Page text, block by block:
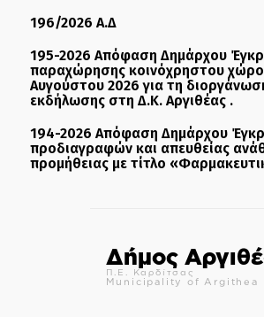
196/2026 Α.Δ
195-2026 Απόφαση Δημάρχου
παραχώρησης κοινόχρηστου
Αυγούστου 2026 για τη
εκδήλωσης στη Δ.Κ. Αργιθέας .
194-2026 Απόφαση Δημάρχου
προδιαγραφών και απευθείας
προμήθειας με τίτλο
Δήμος
Π.Ε. Καρδίτσας
Municipality of Argithea